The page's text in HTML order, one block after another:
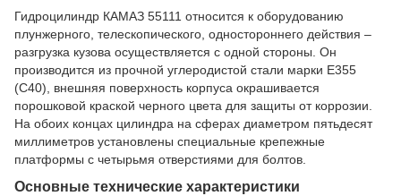
Гидроцилиндр КАМАЗ 55111 относится к оборудованию
плунжерного, телескопического, одностороннего действия –
разгрузка кузова осуществляется с одной стороны. Он
производится из прочной углеродистой стали марки E355
(C40), внешняя поверхность корпуса окрашивается
порошковой краской черного цвета для защиты от коррозии.
На обоих концах цилиндра на сферах диаметром пятьдесят
миллиметров установлены специальные крепежные
платформы с четырьмя отверстиями для болтов.
Основные технические характеристики